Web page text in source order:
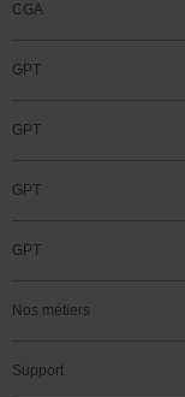
CGA
GPT
GPT
GPT
GPT
Nos métiers
Support